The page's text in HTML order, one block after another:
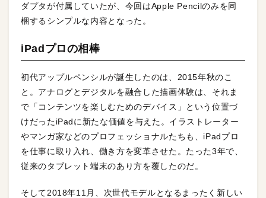
ダプタが付属していたが、今回はApple Pencilのみを同
梱するシンプルな内容となった。
iPadプロの相棒
初代アップルペンシルが誕生したのは、2015年秋のこ
と。アナログとデジタルを融合した描画体験は、それま
で「コンテンツを楽しむためのデバイス」という位置づ
けだったiPadに新たな価値を与えた。イラストレーター
やマンガ家などのプロフェッショナルたちも、iPadプロ
を仕事に取り入れ、働き方を変革させた。たった3年で、
従来のタブレット端末のあり方を覆したのだ。
そして2018年11月、次世代モデルとなるまったく新しい